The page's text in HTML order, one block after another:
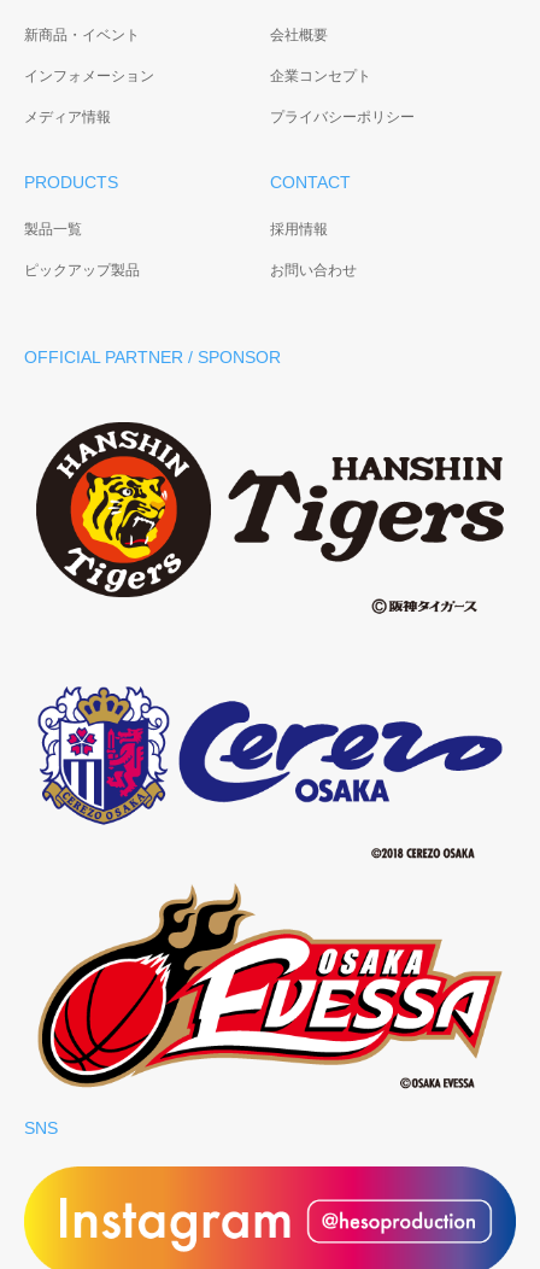
新商品・イベント
インフォメーション
メディア情報
会社概要
企業コンセプト
プライバシーポリシー
PRODUCTS
製品一覧
ピックアップ製品
CONTACT
採用情報
お問い合わせ
OFFICIAL PARTNER / SPONSOR
SNS